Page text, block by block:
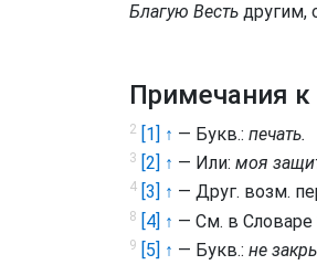
Благую Весть другим,
Примечания к
2 [1] ↑ — Букв.: печать.
3 [2] ↑ — Или: моя
4 [3] ↑ — Друг. возм.
8 [4] ↑ — См. в Словаре
9 [5] ↑ — Букв.: не